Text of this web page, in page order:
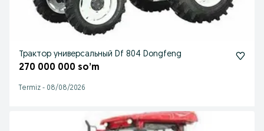
Трактор универсальный Df 804 Dongfeng
270 000 000 so’m
Termiz - 08/08/2026